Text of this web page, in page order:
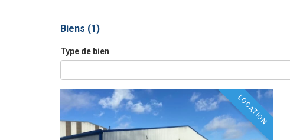
Biens (1)
Type de bien
LOCATION